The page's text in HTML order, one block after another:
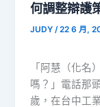
何調整辯護
JUDY /22 6 月,
「阿慧（化名
嗎？」電話那
歲，在台中工